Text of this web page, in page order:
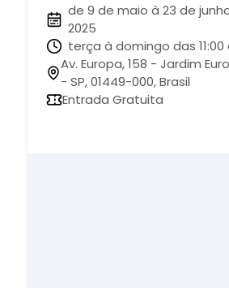
de 9 de maio à 23 de
2025
terça à domingo das 11:00
Av. Europa, 158 - Jardim
- SP, 01449-000, Brasil
Entrada Gratuita